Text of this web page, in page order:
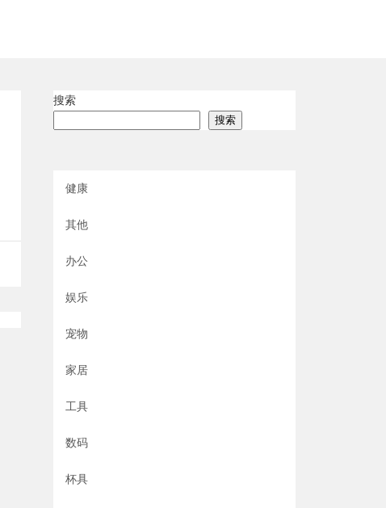
搜索
搜索
健康
其他
办公
娱乐
宠物
家居
工具
数码
杯具